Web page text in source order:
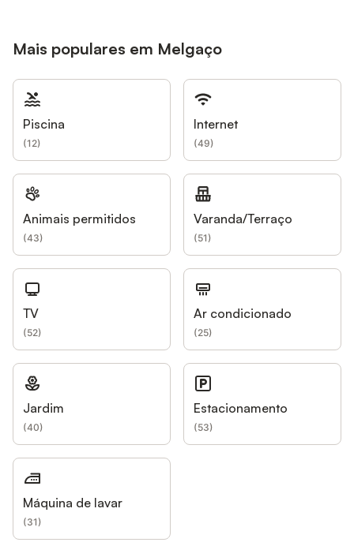
Mais populares em Melgaço
Piscina
(12)
Internet
(49)
Animais permitidos
(43)
Varanda/Terraço
(51)
TV
(52)
Ar condicionado
(25)
Jardim
(40)
Estacionamento
(53)
Máquina de lavar
(31)